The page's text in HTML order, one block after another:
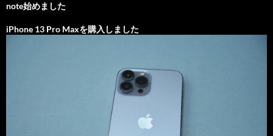
note始めました
iPhone 13 Pro Maxを購入しました